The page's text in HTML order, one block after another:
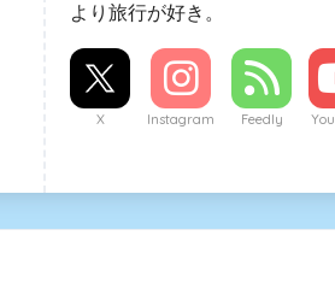
より旅行が好き。
X Instagram Feedly